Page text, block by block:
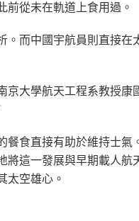
前從未在軌道上食用過。
而中國宇航員則直接在
大學航天工程系教授康
餐食直接有助於維持士氣
將這一發展與早期載人航
太空雄心。